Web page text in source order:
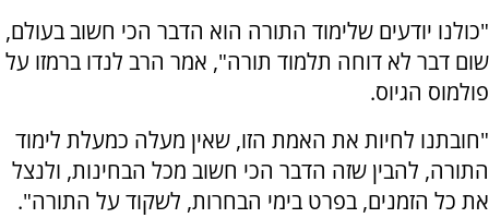
"כולנו יודעים שלימוד התורה הוא הדבר הכי חשוב בעולם,
שום דבר לא דוחה תלמוד תורה", אמר הרב לנדו ברמזו על
פולמוס הגיוס.
"חובתנו לחיות את האמת הזו, שאין מעלה כמעלת לימוד
התורה, להבין שזה הדבר הכי חשוב מכל הבחינות, ולנצל
את כל הזמנים, בפרט בימי הבחרות, לשקוד על התורה".